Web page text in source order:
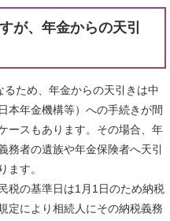
が、年金からの天引
ため、年金からの天引きは中
本年金機構等）への手続きが間
ースもあります。その場合、年
務者の遺族や年金保険者へ天引
ます。
税の基準日は1月1日のため納税
定により相続人にその納税義務